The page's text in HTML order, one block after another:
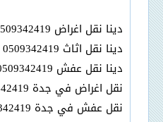
دينا نقل اغراض 0509342419
دينا نقل اثاث 0509342419
دينا نقل عفش 0509342419
نقل اغراض في جدة 0509342419
نقل عفش في جدة 0509342419